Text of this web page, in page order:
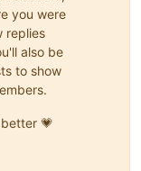
you were
replies
also be
to show
💗